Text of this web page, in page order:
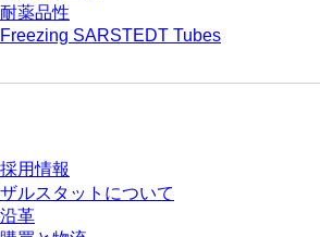
耐薬品性
Freezing SARSTEDT Tubes
採用情報
ザルスタットについて
沿革